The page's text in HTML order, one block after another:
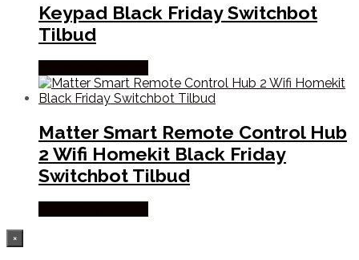
Keypad Black Friday Switchbot
Tilbud
Matter Smart Remote Control Hub
2 Wifi Homekit Black Friday
Switchbot Tilbud
×